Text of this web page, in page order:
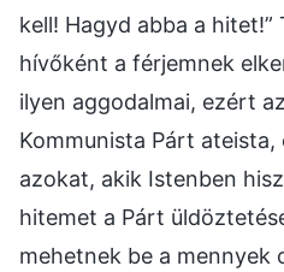
kell! Hagyd abba a
hívőként a férjemnek
ilyen aggodalmai, ezért
Kommunista Párt
azokat, akik Istenben
hitemet a Párt
mehetnek be a mennyek